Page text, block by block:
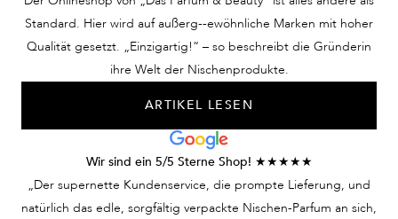
sind wie verzaubert, als
ob dieser Duft
Geschichten aus einer
Traumvorstellung –
unsere Nischendüfte für
Duft und sie kann nicht
anders. Ein Parfum zum
Köpfe verdrehen! Nur
Keineswegs. Wir
verhelfen Ihnen mit
Ihrem Herrenduft,
dieser Mann zu sein.
Harmonie
Zufall,
Standard. Hier wird auf außerg--ewöhnliche Marken mit hoher
Qualität gesetzt. „Einzigartig!“ – so beschreibt die Gründerin
ihre Welt der Nischenprodukte.
ARTIKEL LESEN
Wir sind ein 5/5 Sterne Shop! ★★★★★
„Der supernette Kundenservice, die prompte Lieferung, und
natürlich das edle, sorgfältig verpackte Nischen-Parfum an sich,